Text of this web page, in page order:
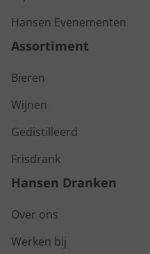
Hansen Evenementen
Assortiment
Bieren
Wijnen
Gedistilleerd
Frisdrank
Hansen Dranken
Over ons
Werken bij